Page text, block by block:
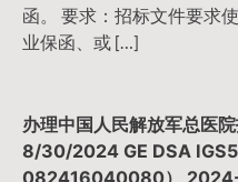
函。 要求：招标文件要求
业保函、或 […]
办理中国人民解放军总医
8/30/2024 GE DSA
082416040080）